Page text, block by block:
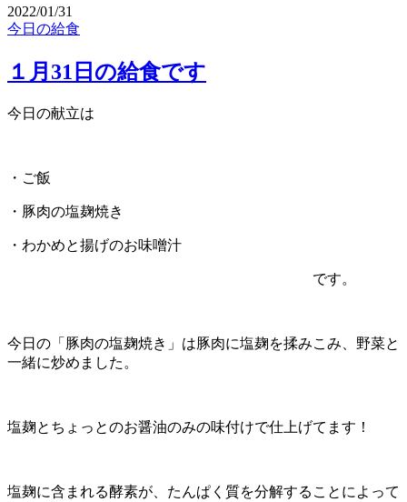
2022/01/31
今日の給食
１月31日の給食です
今日の献立は
・ご飯
・豚肉の塩麹焼き
・わかめと揚げのお味噌汁
です。
今日の「豚肉の塩麹焼き」は豚肉に塩麹を揉みこみ、野菜と
一緒に炒めました。
塩麹とちょっとのお醤油のみの味付けで仕上げてます！
塩麹に含まれる酵素が、たんぱく質を分解することによって